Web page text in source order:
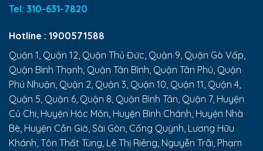
Tel: 310-631-7820
Hotline : 1900571588
Quận 1, Quận 12, Quận Thủ Đức, Quận 9, Quận Gò Vấp,
Quận Bình Thạnh, Quận Tân Bình, Quận Tân Phú, Quận
Phú Nhuận, Quận 2, Quận 3, Quận 10, Quận 11, Quận 4,
Quận 5, Quận 6, Quận 8, Quận Bình Tân, Quận 7, Huyện
Củ Chi, Huyện Hóc Môn, Huyện Bình Chánh, Huyện Nhà
Bè, Huyện Cần Giờ, Sài Gòn, Cống Quỳnh, Lương Hữu
Khánh, Tôn Thất Tùng, Lê Thị Riêng, Nguyễn Trãi, Phạm